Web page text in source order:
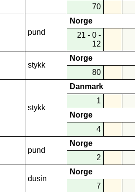
70
pund
Norge
21 - 0 -
12
stykk
Norge
80
stykk
Danmark
1
Norge
4
pund
Norge
2
dusin
Norge
7